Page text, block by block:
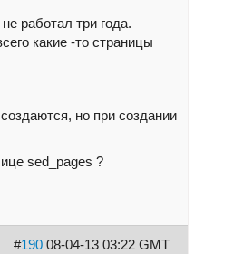
работал три года.
какие -то страницы
но при создании
sed_pages ?
#190 08-04-13 03:22 GMT